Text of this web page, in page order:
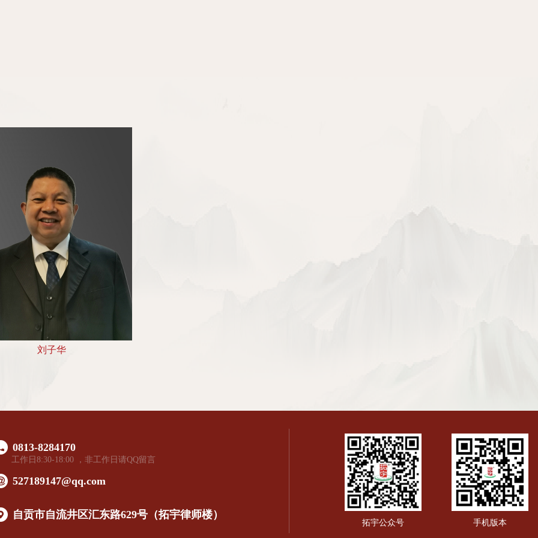
刘子华
0813-8284170
工作日8:30-18:00 ，非工作日请QQ留言
527189147@qq.com
自贡市自流井区汇东路629号（拓宇律师楼）
拓宇公众号 手机版本